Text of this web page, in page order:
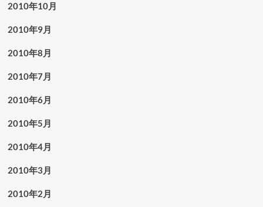
2010年10月
2010年9月
2010年8月
2010年7月
2010年6月
2010年5月
2010年4月
2010年3月
2010年2月